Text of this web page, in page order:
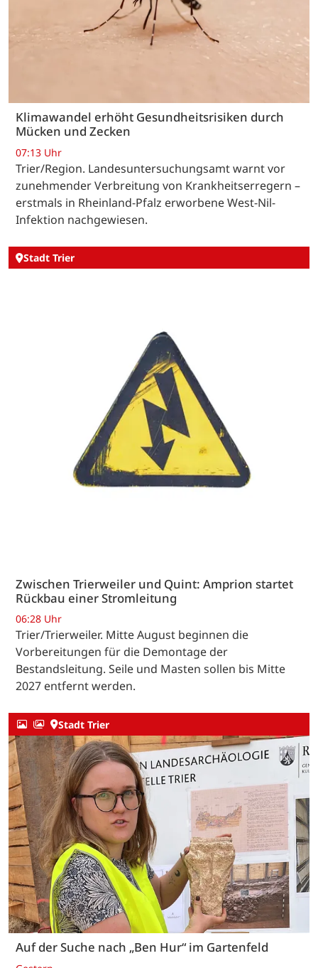
Klimawandel erhöht Gesundheitsrisiken durch
Mücken und Zecken
07:13 Uhr
Trier/Region. Landesuntersuchungsamt warnt vor
zunehmender Verbreitung von Krankheitserregern –
erstmals in Rheinland-Pfalz erworbene West-Nil-
Infektion nachgewiesen.
Stadt Trier
Zwischen Trierweiler und Quint: Amprion startet
Rückbau einer Stromleitung
06:28 Uhr
Trier/Trierweiler. Mitte August beginnen die
Vorbereitungen für die Demontage der
Bestandsleitung. Seile und Masten sollen bis Mitte
2027 entfernt werden.
Stadt Trier
Auf der Suche nach „Ben Hur“ im Gartenfeld